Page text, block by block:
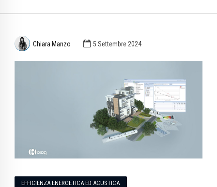
Chiara Manzo 5 Settembre 2024
EFFICIENZA ENERGETICA ED ACUSTICA